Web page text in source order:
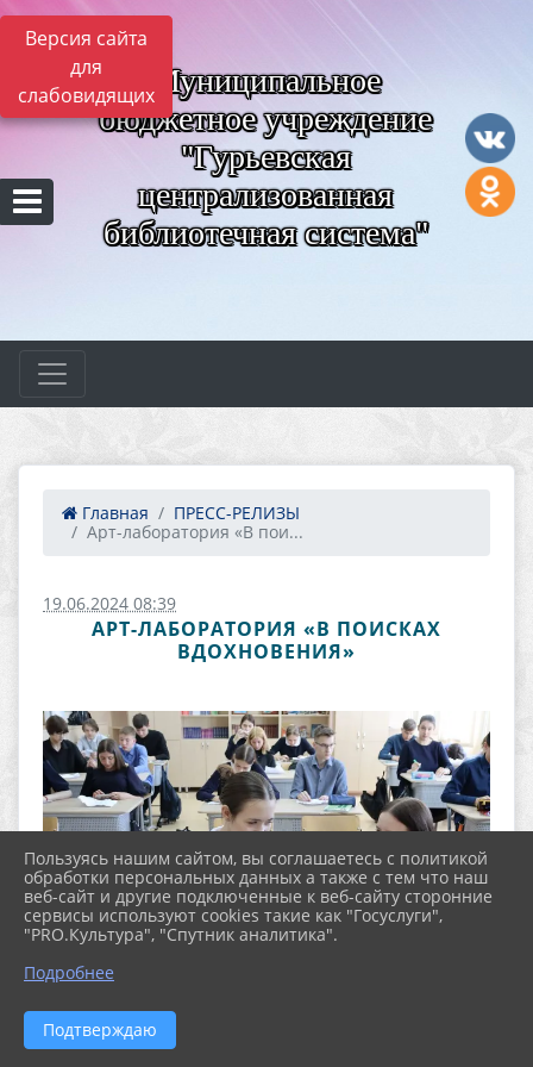
Версия сайта
для
слабовидящих Муниципальное
бюджетное учреждение
"Гурьевская
централизованная
библиотечная система"
Главная
ПРЕСС-РЕЛИЗЫ
Арт-лаборатория «В пои...
19.06.2024 08:39
АРТ-ЛАБОРАТОРИЯ «В ПОИСКАХ
ВДОХНОВЕНИЯ»
Пользуясь нашим сайтом, вы соглашаетесь с политикой
обработки персональных данных а также с тем что наш
веб-сайт и другие подключенные к веб-сайту сторонние
сервисы используют cookies такие как "Госуслуги",
"PRO.Культура", "Спутник аналитика".
Подробнее
Подтверждаю